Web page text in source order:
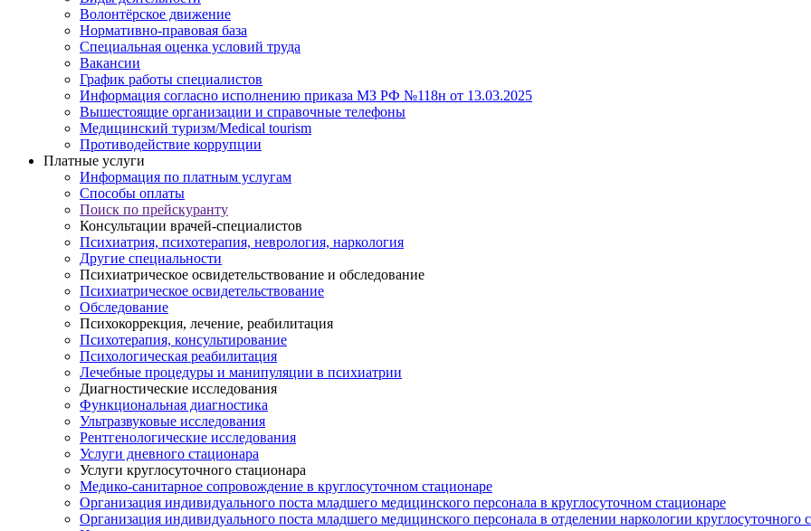
Волонтёрское движение
Нормативно-правовая база
Специальная оценка условий труда
Вакансии
График работы специалистов
Информация согласно исполнению приказа МЗ РФ №118н от 13.03.2025
Вышестоящие организации и справочные телефоны
Медицинский туризм/Medical tourism
Противодействие коррупции
Платные услуги
Информация по платным услугам
Способы оплаты
Поиск по прейскуранту
Консультации врачей-специалистов
Психиатрия, психотерапия, неврология, наркология
Другие специальности
Психиатрическое освидетельствование и обследование
Психиатрическое освидетельствование
Обследование
Психокоррекция, лечение, реабилитация
Психотерапия, консультирование
Психологическая реабилитация
Лечебные процедуры и манипуляции в психиатрии
Диагностические исследования
Функциональная диагностика
Ультразвуковые исследования
Рентгенологические исследования
Услуги дневного стационара
Услуги круглосуточного стационара
Медико-санитарное сопровождение в круглосуточном стационаре
Организация индивидуального поста младшего медицинского персонала в круглосуточном стационаре
Организация индивидуального поста младшего медицинского персонала в отделении наркологии круглосуточного